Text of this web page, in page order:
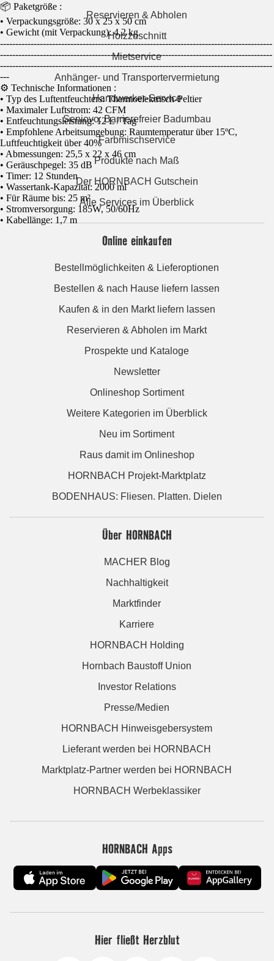
📦 Paketgröße :
• Verpackungsgröße: 30 x 25 x 50 cm
• Gewicht (mit Verpackung): 4,2 kg
-----------------------------------------------------------------------------------------
-----------------------------------------------------------------------------------------
-----------------------------------------------------------------------------------------
---
⚙️ Technische Informationen :
• Typ des Luftentfeuchters: Thermoelektrisch-Peltier
• Maximaler Luftstrom: 42 CFM
• Entfeuchtungsleistung: 12 L / Tag
• Empfohlene Arbeitsumgebung: Raumtemperatur über 15ºC,
Luftfeuchtigkeit über 40%
• Abmessungen: 25,5 x 22 x 46 cm
• Geräuschpegel: 35 dB
• Timer: 12 Stunden
• Wassertank-Kapazität: 2000 ml
• Für Räume bis: 25 m²
• Stromversorgung: 185W, 50/60Hz
• Kabellänge: 1,7 m
Reservieren & Abholen
Holzzuschnitt
Mietservice
Anhänger- und Transportervermietung
Handwerker-Service
Seniovo: Barrierefreier Badumbau
Farbmischservice
Produkte nach Maß
Der HORNBACH Gutschein
Alle Services im Überblick
Online einkaufen
Bestellmöglichkeiten & Lieferoptionen
Bestellen & nach Hause liefern lassen
Kaufen & in den Markt liefern lassen
Reservieren & Abholen im Markt
Prospekte und Kataloge
Newsletter
Onlineshop Sortiment
Weitere Kategorien im Überblick
Neu im Sortiment
Raus damit im Onlineshop
HORNBACH Projekt-Marktplatz
BODENHAUS: Fliesen. Platten. Dielen
Über HORNBACH
MACHER Blog
Nachhaltigkeit
Marktfinder
Karriere
HORNBACH Holding
Hornbach Baustoff Union
Investor Relations
Presse/Medien
HORNBACH Hinweisgebersystem
Lieferant werden bei HORNBACH
Marktplatz-Partner werden bei HORNBACH
HORNBACH Werbeklassiker
HORNBACH Apps
Hier fließt Herzblut